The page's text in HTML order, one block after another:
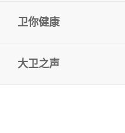
卫你健康
大卫之声